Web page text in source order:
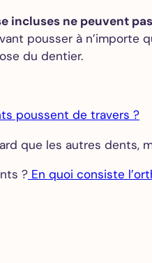
incluses ne peuvent
pousser à n’importe
du dentier.
poussent de travers ?
que les autres dents,
? En quoi consiste